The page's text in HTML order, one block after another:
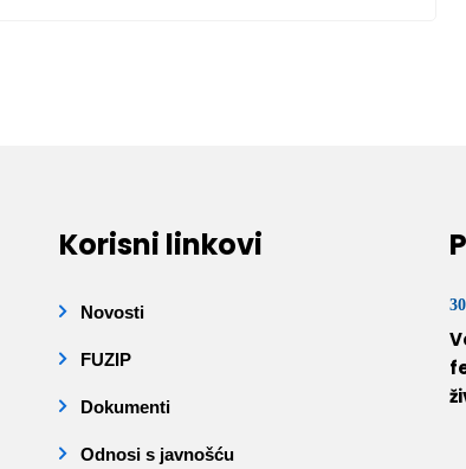
Korisni linkovi
Novosti
FUZIP
Dokumenti
Odnosi s javnošću